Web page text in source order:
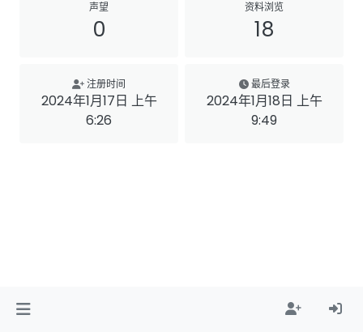
声望
0
资料浏览
18
注册时间
2024年1月17日 上午
6:26
最后登录
2024年1月18日 上午
9:49